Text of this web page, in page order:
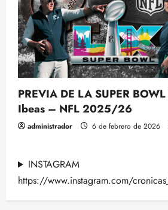
PREVIA DE LA SUPER
Ibeas – NFL 2025/26
administrador 6 de febrero de 2026
INSTAGRAM
https://www.instagram.com/